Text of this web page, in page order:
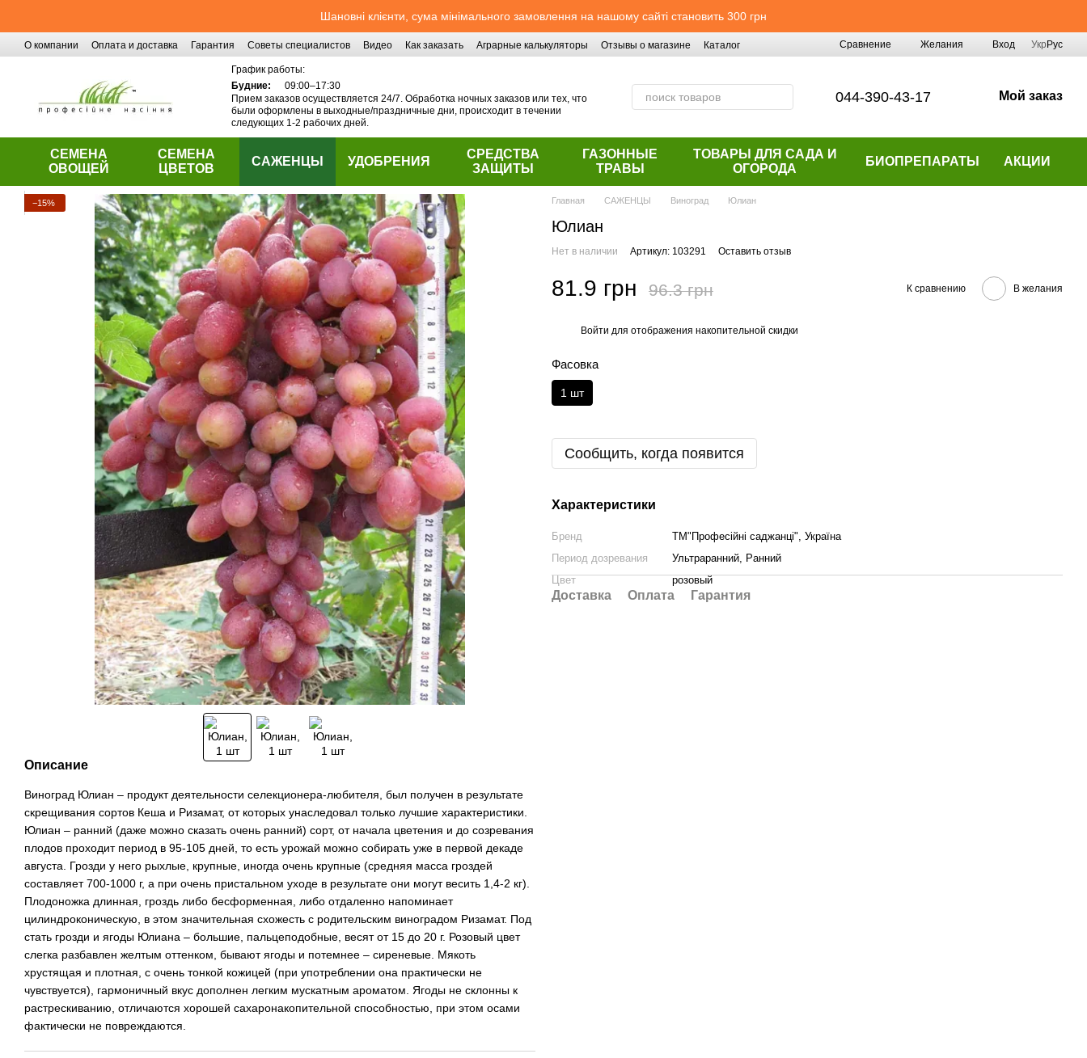
Шановні клієнти, сума мінімального замовлення на нашому сайті становить 300 грн
О компании Оплата и доставка Гарантия Советы специалистов Видео Как заказать Аграрные калькуляторы Отзывы о магазине
Каталог
Сравнение Желания Вход УкрРус
График работы:
Будние:
09:00–17:30
Прием заказов осуществляется 24/7. Обработка ночных заказов или тех, что
были оформлены в выходные/праздничные дни, происходит в течении
следующих 1-2 рабочих дней.
044-390-43-17 Мой заказ
СЕМЕНА
ОВОЩЕЙ
СЕМЕНА
ЦВЕТОВ
САЖЕНЦЫ УДОБРЕНИЯ
СРЕДСТВА
ЗАЩИТЫ
ГАЗОННЫЕ
ТРАВЫ
ТОВАРЫ ДЛЯ САДА И
ОГОРОДА
БИОПРЕПАРАТЫ АКЦИИ
−15%
Описание
Виноград Юлиан – продукт деятельности селекционера-любителя, был получен в результате
скрещивания сортов Кеша и Ризамат, от которых унаследовал только лучшие характеристики.
Юлиан – ранний (даже можно сказать очень ранний) сорт, от начала цветения и до созревания
плодов проходит период в 95-105 дней, то есть урожай можно собирать уже в первой декаде
августа. Грозди у него рыхлые, крупные, иногда очень крупные (средняя масса гроздей
составляет 700-1000 г, а при очень пристальном уходе в результате они могут весить 1,4-2 кг).
Плодоножка длинная, гроздь либо бесформенная, либо отдаленно напоминает
цилиндроконическую, в этом значительная схожесть с родительским виноградом Ризамат. Под
стать грозди и ягоды Юлиана – большие, пальцеподобные, весят от 15 до 20 г. Розовый цвет
слегка разбавлен желтым оттенком, бывают ягоды и потемнее – сиреневые. Мякоть
хрустящая и плотная, с очень тонкой кожицей (при употреблении она практически не
чувствуется), гармоничный вкус дополнен легким мускатным ароматом. Ягоды не склонны к
растрескиванию, отличаются хорошей сахаронакопительной способностью, при этом осами
фактически не повреждаются.
Главная САЖЕНЦЫ Виноград Юлиан
Юлиан
Нет в наличии Артикул: 103291 Оставить отзыв
81.9 грн 96.3 грн К сравнению В желания
Войти для отображения накопительной скидки
Фасовка
1 шт
Сообщить, когда появится
Характеристики
Бренд
ТМ"Професійні саджанці", Україна
Период дозревания
Ультраранний, Ранний
Цвет
розовый
Доставка Оплата Гарантия